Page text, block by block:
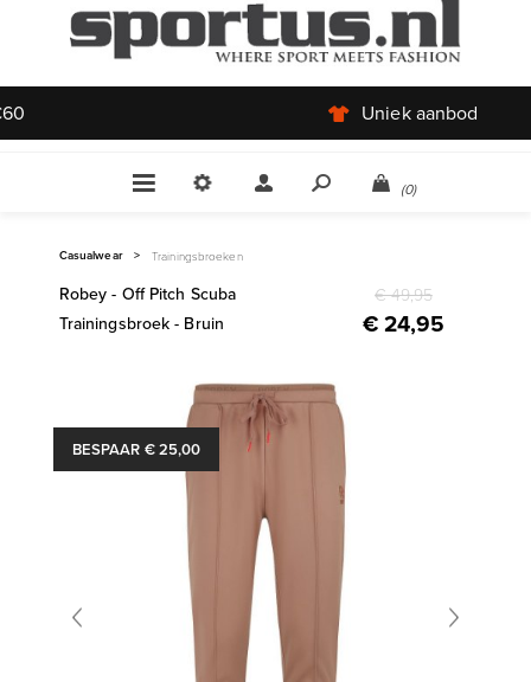
Uniek aanbod
(0)
Casualwear > Trainingsbroeken
Robey - Off Pitch Scuba
Trainingsbroek - Bruin
€ 49,95
€ 24,95
BESPAAR € 25,00